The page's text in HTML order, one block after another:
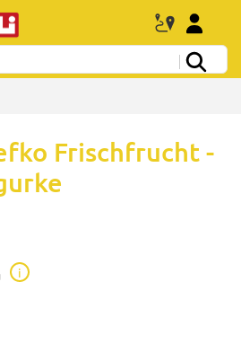
Frischfrucht -
i